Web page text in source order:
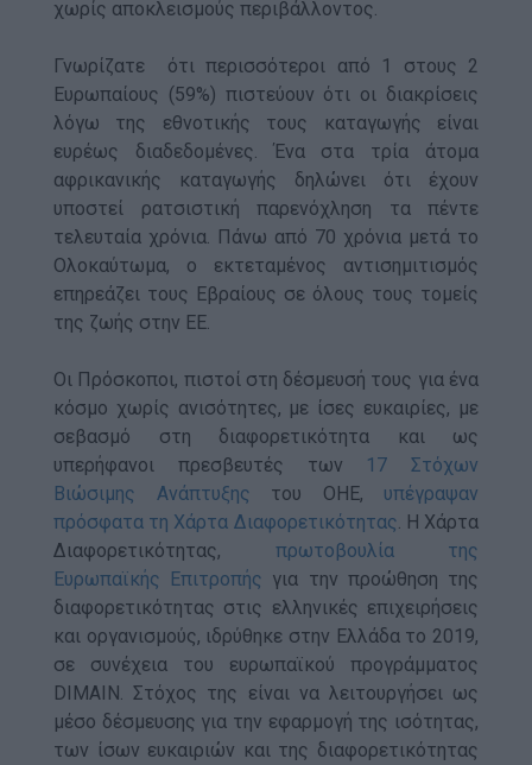
χωρίς αποκλεισμούς περιβάλλοντος.
Γνωρίζατε ότι περισσότεροι από 1 στους 2
Ευρωπαίους (59%) πιστεύουν ότι οι διακρίσεις
λόγω της εθνοτικής τους καταγωγής είναι
ευρέως διαδεδομένες. Ένα στα τρία άτομα
αφρικανικής καταγωγής δηλώνει ότι έχουν
υποστεί ρατσιστική παρενόχληση τα πέντε
τελευταία χρόνια. Πάνω από 70 χρόνια μετά το
Ολοκαύτωμα, ο εκτεταμένος αντισημιτισμός
επηρεάζει τους Εβραίους σε όλους τους τομείς
της ζωής στην ΕΕ.
Οι Πρόσκοποι, πιστοί στη δέσμευσή τους για ένα
κόσμο χωρίς ανισότητες, με ίσες ευκαιρίες, με
σεβασμό στη διαφορετικότητα και ως
υπερήφανοι πρεσβευτές των 17 Στόχων
Βιώσιμης Ανάπτυξης του ΟΗΕ, υπέγραψαν
πρόσφατα τη Χάρτα Διαφορετικότητας. Η Χάρτα
Διαφορετικότητας, πρωτοβουλία της
Ευρωπαϊκής Επιτροπής για την προώθηση της
διαφορετικότητας στις ελληνικές επιχειρήσεις
και οργανισμούς, ιδρύθηκε στην Ελλάδα το 2019,
σε συνέχεια του ευρωπαϊκού προγράμματος
DIMAIN. Στόχος της είναι να λειτουργήσει ως
μέσο δέσμευσης για την εφαρμογή της ισότητας,
των ίσων ευκαιριών και της διαφορετικότητας